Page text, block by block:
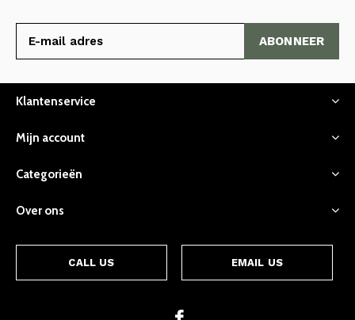
ABONNEER
Klantenservice
Mijn account
Categorieën
Over ons
CALL US EMAIL US